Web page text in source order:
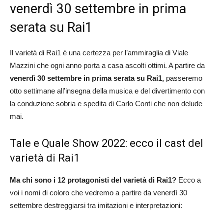
venerdì 30 settembre in prima
serata su Rai1
Il varietà di Rai1 è una certezza per l’ammiraglia di Viale
Mazzini che ogni anno porta a casa ascolti ottimi. A partire da
venerdì 30 settembre in prima serata su Rai1, passeremo
otto settimane all’insegna della musica e del divertimento con
la conduzione sobria e spedita di Carlo Conti che non delude
mai.
Tale e Quale Show 2022: ecco il cast del
varietà di Rai1
Ma chi sono i 12 protagonisti del varietà di Rai1? Ecco a
voi i nomi di coloro che vedremo a partire da venerdì 30
settembre destreggiarsi tra imitazioni e interpretazioni: